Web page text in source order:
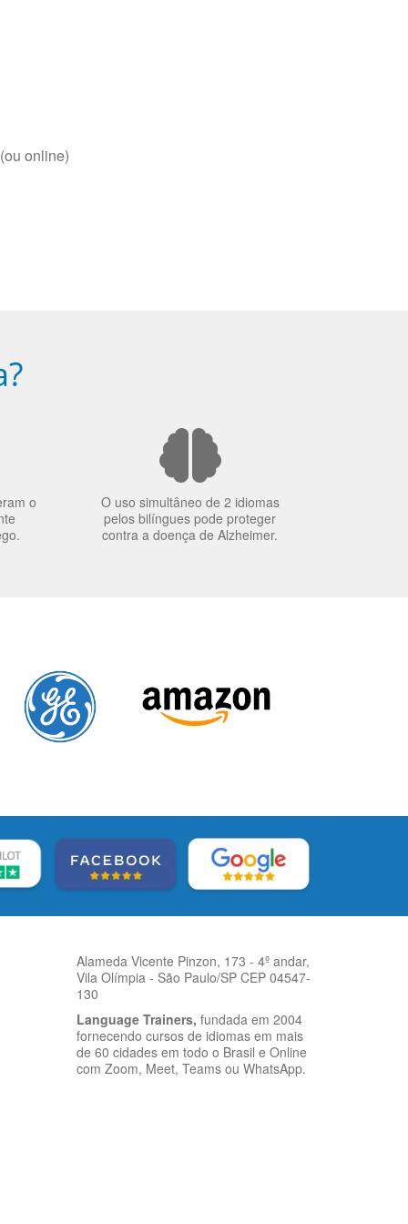
online)
o
O uso simultâneo de 2 idiomas
pelos bilíngues pode proteger
contra a doença de Alzheimer.
Alameda Vicente Pinzon, 173 - 4º andar,
Vila Olímpia - São Paulo/SP CEP 04547-
130
Language Trainers, fundada em 2004
fornecendo cursos de idiomas em mais
de 60 cidades em todo o Brasil e Online
com Zoom, Meet, Teams ou WhatsApp.